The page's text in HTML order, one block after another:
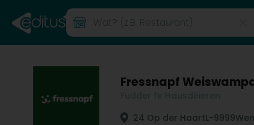
Fressnapf
24 Op der HaartL-9999